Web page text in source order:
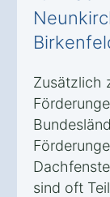
Zusätzlich
sind oft